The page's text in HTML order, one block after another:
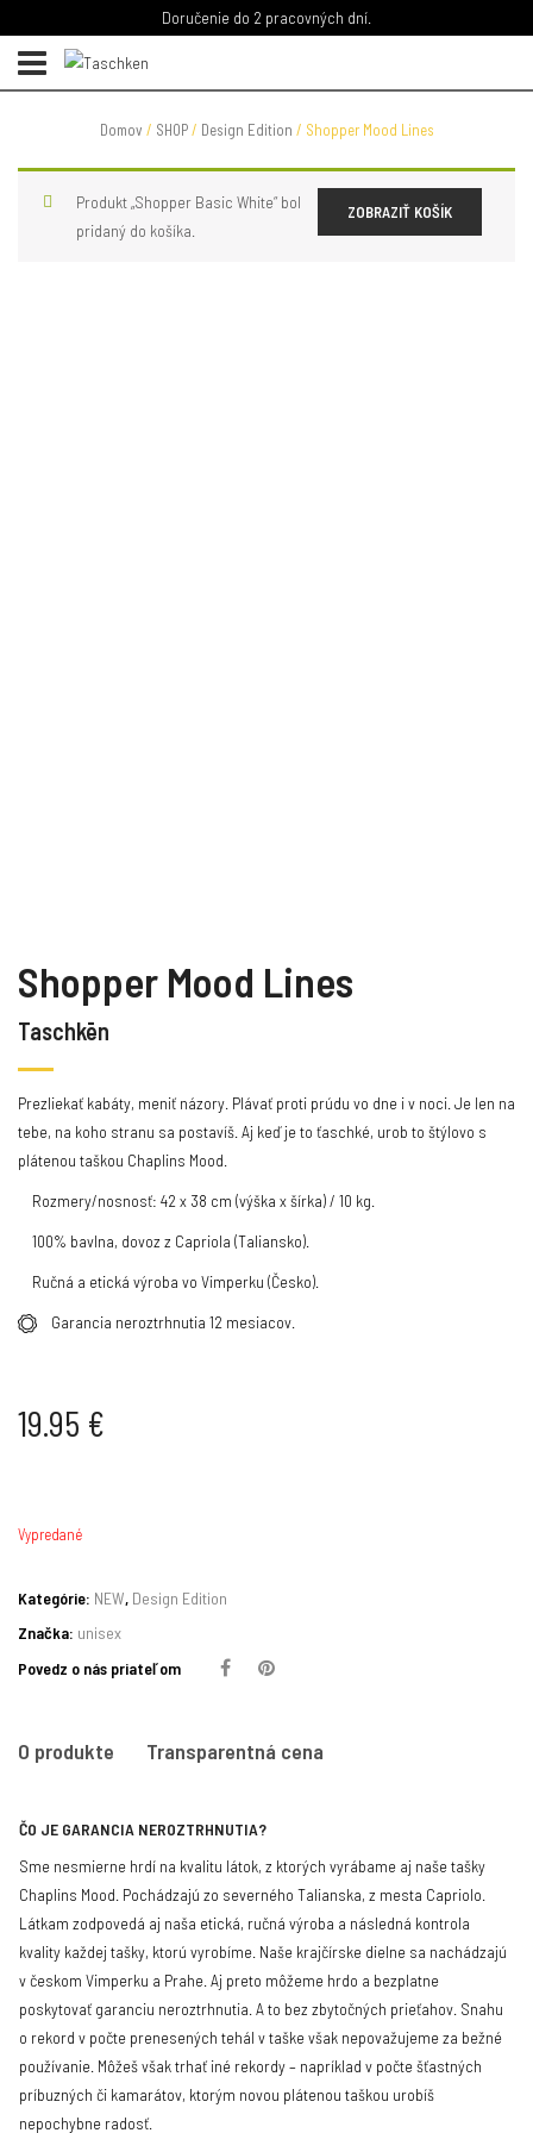
Doručenie do 2 pracovných dní.
Domov / SHOP/ Design Edition / Shopper Mood Lines
ZOBRAZIŤ KOŠÍK
Produkt „Shopper Basic White“ bol
pridaný do košíka.
Shopper Mood Lines
Taschkēn
Prezliekať kabáty, meniť názory. Plávať proti prúdu vo dne i v noci. Je len na
tebe, na koho stranu sa postavíš. Aj keď je to ťaschké, urob to štýlovo s
plátenou taškou Chaplins Mood.
Rozmery/nosnosť: 42 x 38 cm (výška x šírka) / 10 kg.
100% bavlna, dovoz z Capriola (Taliansko).
Ručná a etická výroba vo Vimperku (Česko).
Garancia neroztrhnutia 12 mesiacov.
19.95 €
Vypredané
Kategórie: NEW, Design Edition
Značka: unisex
Povedz o nás priateľom
O produkte Transparentná cena
ČO JE GARANCIA NEROZTRHNUTIA?
Sme nesmierne hrdí na kvalitu látok, z ktorých vyrábame aj naše tašky
Chaplins Mood. Pochádzajú zo severného Talianska, z mesta Capriolo.
Látkam zodpovedá aj naša etická, ručná výroba a následná kontrola
kvality každej tašky, ktorú vyrobíme. Naše krajčírske dielne sa nachádzajú
v českom Vimperku a Prahe. Aj preto môžeme hrdo a bezplatne
poskytovať garanciu neroztrhnutia. A to bez zbytočných prieťahov. Snahu
o rekord v počte prenesených tehál v taške však nepovažujeme za bežné
používanie. Môžeš však trhať iné rekordy – napríklad v počte šťastných
príbuzných či kamarátov, ktorým novou plátenou taškou urobíš
nepochybne radosť.